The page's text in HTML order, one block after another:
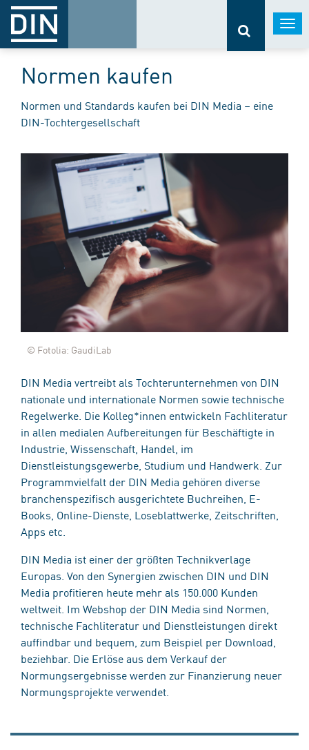
Normen kaufen
Normen und Standards kaufen bei DIN Media – eine
DIN-Tochtergesellschaft
© Fotolia: GaudiLab
DIN Media vertreibt als Tochterunternehmen von DIN
nationale und internationale Normen sowie technische
Regelwerke. Die Kolleg*innen entwickeln Fachliteratur
in allen medialen Aufbereitungen für Beschäftigte in
Industrie, Wissenschaft, Handel, im
Dienstleistungsgewerbe, Studium und Handwerk. Zur
Programmvielfalt der DIN Media gehören diverse
branchenspezifisch ausgerichtete Buchreihen, E-
Books, Online-Dienste, Loseblattwerke, Zeitschriften,
Apps etc.
DIN Media ist einer der größten Technikverlage
Europas. Von den Synergien zwischen DIN und DIN
Media profitieren heute mehr als 150.000 Kunden
weltweit. Im Webshop der DIN Media sind Normen,
technische Fachliteratur und Dienstleistungen direkt
auffindbar und bequem, zum Beispiel per Download,
beziehbar. Die Erlöse aus dem Verkauf der
Normungsergebnisse werden zur Finanzierung neuer
Normungsprojekte verwendet.